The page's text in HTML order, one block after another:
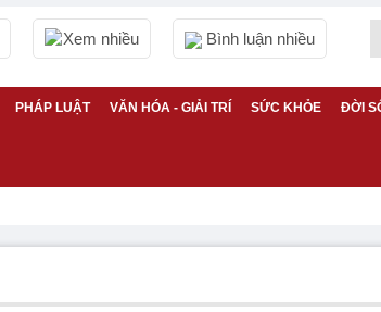
Xem nhiều Bình luận nhiều
PHÁP LUẬT VĂN HÓA - GIẢI TRÍ SỨC KHỎE ĐỜI